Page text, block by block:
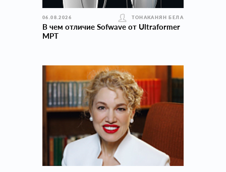
06.08.2026 ТОНАКАНЯН БЕЛА
В чем отличие Sofwave от Ultraformer
MPT